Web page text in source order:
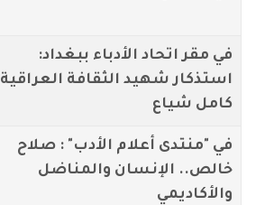
في مقر اتحاد الأدباء ببغداد:
استذكار شهيد الثقافة العراقية
كامل شياع
في "منتدى أعلام الأدب" : صلاح
خالص.. الإنسان والمناضل
والأكاديمي